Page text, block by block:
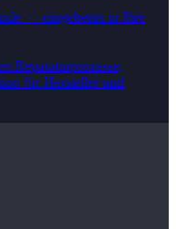
— eingebettet in Ihre
Reparaturprozesse,
für Hersteller und